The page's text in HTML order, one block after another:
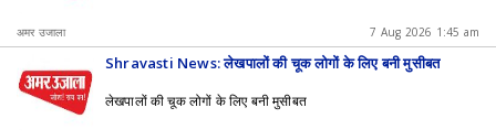
अमर उजाला 7 Aug 2026 1:45 am
Shravasti News: लेखपालों की चूक लोगों के लिए बनी मुसीबत
लेखपालों की चूक लोगों के लिए बनी मुसीबत